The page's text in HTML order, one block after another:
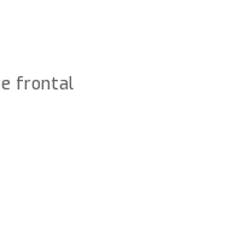
frontal